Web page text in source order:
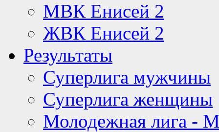
МВК Енисей 2
ЖВК Енисей 2
Результаты
Суперлига мужчины
Суперлига женщины
Молодежная лига -